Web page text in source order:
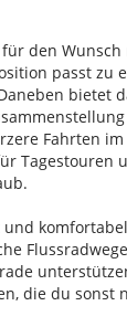
den
passt zu
bietet
Fahrten
Tagestouren
die du sonst